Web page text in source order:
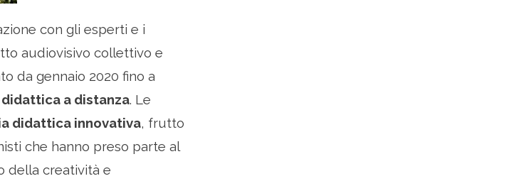
con gli esperti e i
audiovisivo collettivo e
da gennaio 2020 fino a
a distanza. Le
didattica innovativa, frutto
che hanno preso parte al
della creatività e